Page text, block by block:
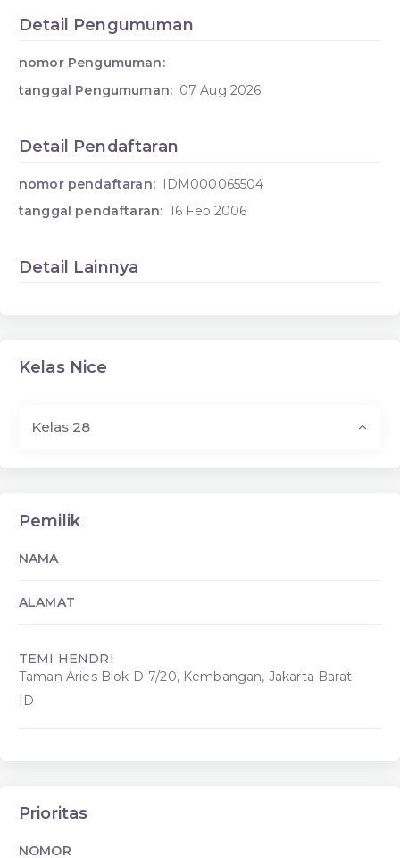
Detail Pengumuman
nomor Pengumuman:
tanggal Pengumuman: 07 Aug 2026
Detail Pendaftaran
nomor pendaftaran: IDM000065504
tanggal pendaftaran: 16 Feb 2006
Detail Lainnya
Kelas Nice
Kelas 28
Pemilik
NAMA
ALAMAT
TEMI HENDRI
Taman Aries Blok D-7/20, Kembangan, Jakarta Barat
ID
Prioritas
NOMOR